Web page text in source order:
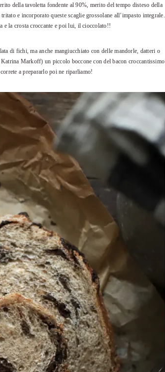
della tavoletta fondente al 90%, merito del tempo disteso della
e incorporato queste scaglie grossolane all’impasto integrale.
e la crosta croccante e poi lui, il cioccolato!!
di fichi, ma anche mangiucchiato con delle mandorle, datteri o
Markoff) un piccolo boccone con del bacon croccantissimo
a prepararlo poi ne riparliamo!